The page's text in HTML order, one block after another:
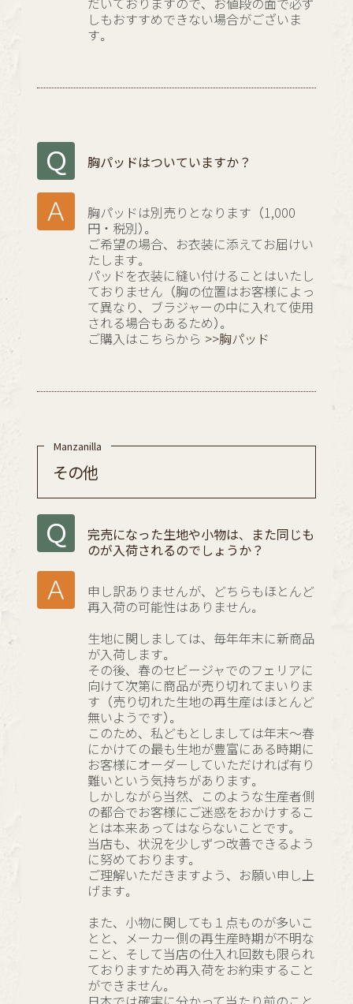
だいておりますので、お値段の面で必ず
しもおすすめできない場合がございま
す。
胸パッドはついていますか？
胸パッドは別売りとなります（1,000
円・税別）。
ご希望の場合、お衣装に添えてお届けい
たします。
パッドを衣装に縫い付けることはいたし
ておりません（胸の位置はお客様によっ
て異なり、ブラジャーの中に入れて使用
される場合もあるため）。
ご購入はこちらから >>胸パッド
その他
完売になった生地や小物は、また同じも
のが入荷されるのでしょうか？
申し訳ありませんが、どちらもほとんど
再入荷の可能性はありません。
生地に関しましては、毎年年末に新商品
が入荷します。
その後、春のセビージャでのフェリアに
向けて次第に商品が売り切れてまいりま
す（売り切れた生地の再生産はほとんど
無いようです）。
このため、私どもとしましては年末～春
にかけての最も生地が豊富にある時期に
お客様にオーダーしていただければ有り
難いという気持ちがあります。
しかしながら当然、このような生産者側
の都合でお客様にご迷惑をおかけするこ
とは本来あってはならないことです。
当店も、状況を少しずつ改善できるよう
に努めております。
ご理解いただきますよう、お願い申し上
げます。
また、小物に関しても１点ものが多いこ
とと、メーカー側の再生産時期が不明な
こと、そして当店の仕入れ回数も限られ
ておりますため再入荷をお約束すること
ができません。